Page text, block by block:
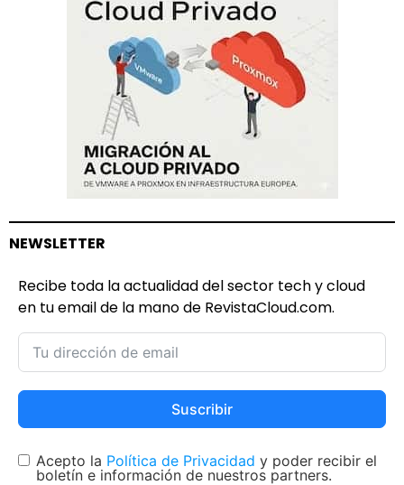
NEWSLETTER
Recibe toda la actualidad del sector tech y cloud
en tu email de la mano de RevistaCloud.com.
Suscribir
Acepto la Política de Privacidad y poder recibir el
boletín e información de nuestros partners.